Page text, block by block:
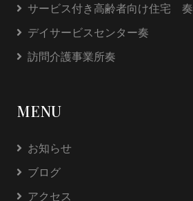
サービス付き高齢者向け住宅 奏
デイサービスセンター奏
訪問介護事業所奏
MENU
お知らせ
ブログ
アクセス